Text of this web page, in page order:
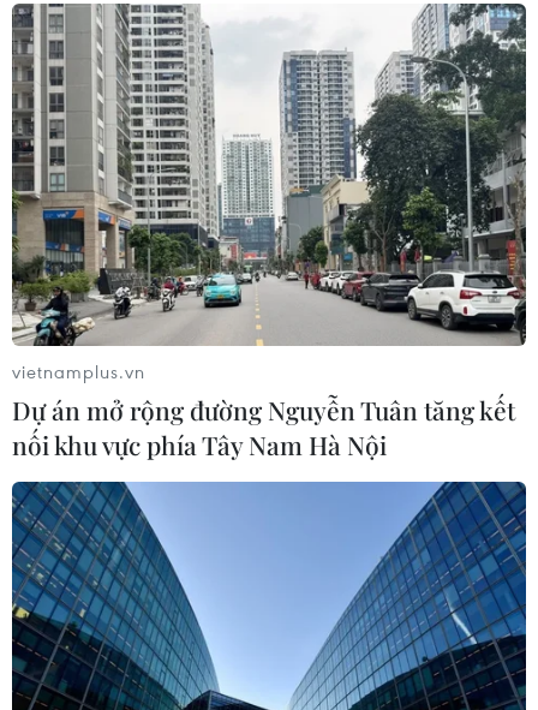
vietnamplus.vn
Dự án mở rộng đường Nguyễn Tuân tăng kết
nối khu vực phía Tây Nam Hà Nội